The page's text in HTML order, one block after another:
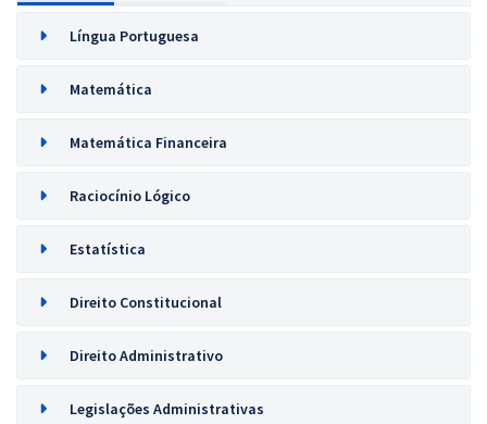
Língua Portuguesa
Matemática
Matemática Financeira
Raciocínio Lógico
Estatística
Direito Constitucional
Direito Administrativo
Legislações Administrativas